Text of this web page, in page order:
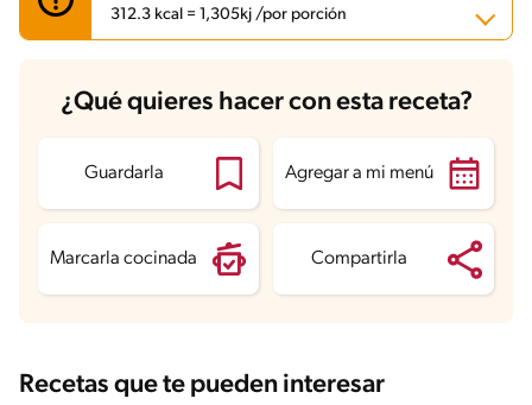
312.3 kcal = 1,305kj /por porción
Carbohidratos
49.7 g
Energía 312.3 kcal
Proteína
Grasas saturadas 7 g
Sodio 236.7 mg
¿Qué quieres hacer con esta receta?
Guardarla Agregar a mi menú
Marcarla cocinada Compartirla
Recetas que te pueden interesar